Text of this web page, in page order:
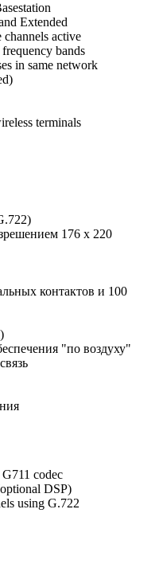
Extended
active
bands
in same network
terminals
176 x 220
контактов и 100
"по воздуху"
codec
DSP)
using G.722